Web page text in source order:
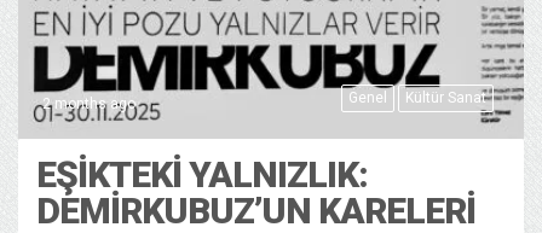
Genel Kültür Sanat
2 months ago
EŞIKTEKI YALNIZLIK:
DEMIRKUBUZ’UN KARELERI